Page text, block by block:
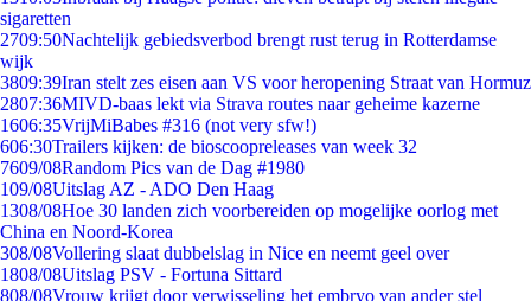
sigaretten
2709:50Nachtelijk gebiedsverbod brengt rust terug in Rotterdamse
wijk
3809:39Iran stelt zes eisen aan VS voor heropening Straat van Hormuz
2807:36MIVD-baas lekt via Strava routes naar geheime kazerne
1606:35VrijMiBabes #316 (not very sfw!)
606:30Trailers kijken: de bioscoopreleases van week 32
7609/08Random Pics van de Dag #1980
109/08Uitslag AZ - ADO Den Haag
1308/08Hoe 30 landen zich voorbereiden op mogelijke oorlog met
China en Noord-Korea
308/08Vollering slaat dubbelslag in Nice en neemt geel over
1808/08Uitslag PSV - Fortuna Sittard
808/08Vrouw krijgt door verwisseling het embryo van ander stel